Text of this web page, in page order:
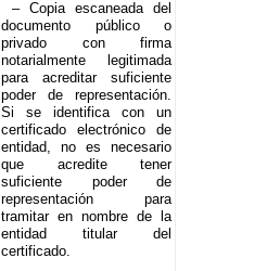
– Copia escaneada del
documento público o
privado con firma
notarialmente legitimada
para acreditar suficiente
poder de representación.
Si se identifica con un
certificado electrónico de
entidad, no es necesario
que acredite tener
suficiente poder de
representación para
tramitar en nombre de la
entidad titular del
certificado.